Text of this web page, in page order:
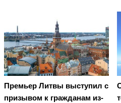
Премьер Литвы выступил с
призывом к гражданам из-